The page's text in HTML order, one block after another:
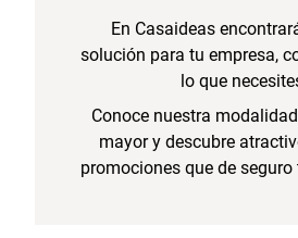
En Casaideas
solución para tu empresa,
lo que
Conoce nuestra
mayor y descubre
promociones que de